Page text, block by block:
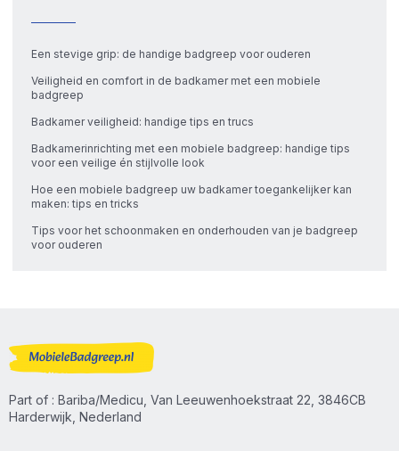
Een stevige grip: de handige badgreep voor ouderen
Veiligheid en comfort in de badkamer met een mobiele
badgreep
Badkamer veiligheid: handige tips en trucs
Badkamerinrichting met een mobiele badgreep: handige tips
voor een veilige én stijlvolle look
Hoe een mobiele badgreep uw badkamer toegankelijker kan
maken: tips en tricks
Tips voor het schoonmaken en onderhouden van je badgreep
voor ouderen
Part of : Bariba/Medicu, Van Leeuwenhoekstraat 22, 3846CB
Harderwijk, Nederland